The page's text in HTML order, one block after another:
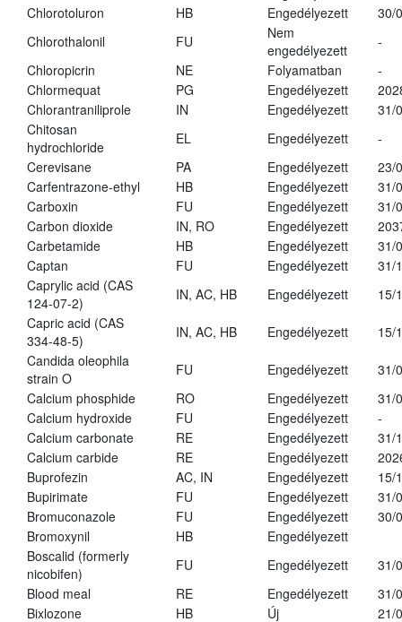
Chlorotoluron
HB Engedélyezett
30/
Chlorothalonil
FU
Nem
engedélyezett
-
Chloropicrin
NE Folyamatban
-
Chlormequat
PG Engedélyezett
Chlorantraniliprole
IN Engedélyezett
31/
Chitosan
hydrochloride
EL Engedélyezett
-
Cerevisane
PA Engedélyezett
23/
Carfentrazone-ethyl
HB Engedélyezett
31/
Carboxin
FU Engedélyezett
31/
Carbon dioxide
IN, RO Engedélyezett
Carbetamide
HB Engedélyezett
31/
Captan
FU Engedélyezett
31/
Caprylic acid (CAS
124-07-2)
IN, AC, HB Engedélyezett
15/
Capric acid (CAS
334-48-5)
IN, AC, HB Engedélyezett
15/
Candida oleophila
strain O
FU Engedélyezett
31/
Calcium phosphide
RO Engedélyezett
31/
Calcium hydroxide
FU Engedélyezett
-
Calcium carbonate
RE Engedélyezett
31/
Calcium carbide
RE Engedélyezett
Buprofezin
AC, IN Engedélyezett
15/
Bupirimate
FU Engedélyezett
31/
Bromuconazole
FU Engedélyezett
30/
Bromoxynil
HB
Engedélyezett
Boscalid (formerly
nicobifen)
FU Engedélyezett
31/
Blood meal
RE Engedélyezett
31/
Bixlozone
HB Új 21/